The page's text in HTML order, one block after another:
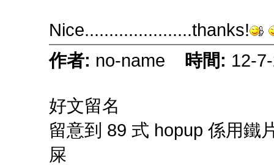
Nice......................thanks!
作者: no-name 時間: 12-
好文留名
留意到 89 式 hopup 係用鐵
屎